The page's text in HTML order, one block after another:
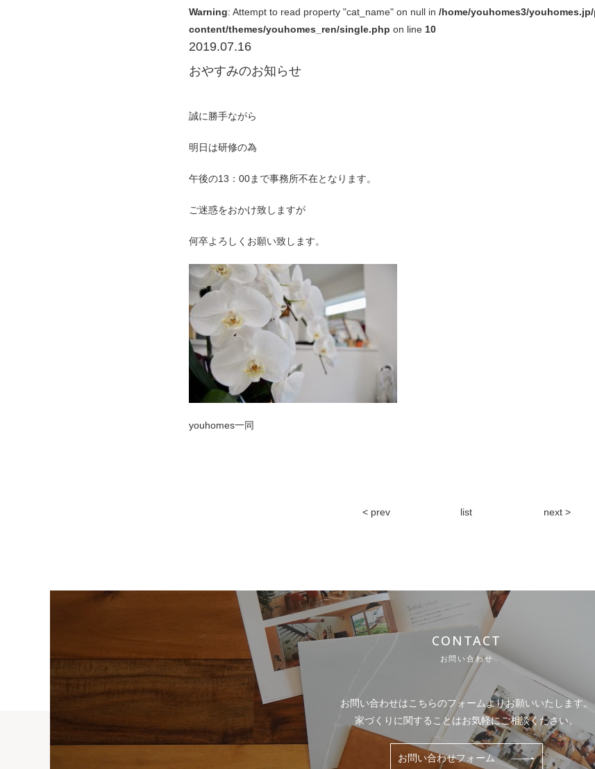
Warning: Attempt to read property "cat_name" on null in /home/youhomes3/
content/themes/youhomes_ren/single.php on line 10
2019.07.16
おやすみのお知らせ
誠に勝手ながら
明日は研修の為
午後の13：00まで事務所不在となります。
ご迷惑をおかけ致しますが
何卒よろしくお願い致します。
youhomes一同
< prev list next >
CONTACT
お問い合わせ
お問い合わせはこちらのフォームよりお願いいたします。
家づくりに関することはお気軽にご相談ください。
お問い合わせフォーム